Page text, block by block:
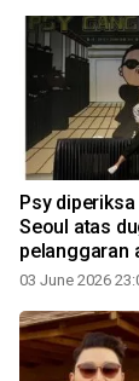
Psy
Seoul atas
pelanggaran
obat
03 June 2026